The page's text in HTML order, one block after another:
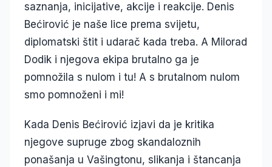
saznanja, inicijative, akcije i reakcije. Denis
Bećirović je naše lice prema svijetu,
diplomatski štit i udarač kada treba. A Milorad
Dodik i njegova ekipa brutalno ga je
pomnožila s nulom i tu! A s brutalnom nulom
smo pomnoženi i mi!
Kada Denis Bećirović izjavi da je kritika
njegove supruge zbog skandaloznih
ponašanja u Vašingtonu, slikanja i štancanja